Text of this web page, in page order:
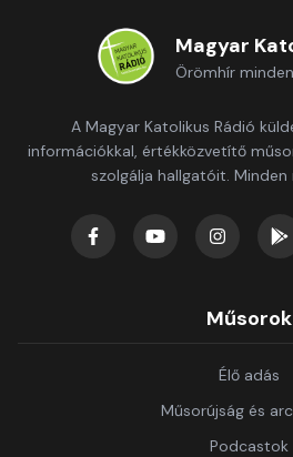
Magyar
Örömhír
A Magyar Katolikus Rádió
információkkal, értékközvetítő
szolgálja hallgatóit.
Műsorok
Élő adás
Műsorújság és
Podcastok